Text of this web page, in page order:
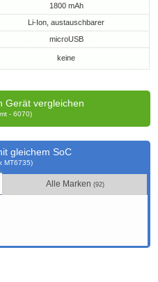
1800 mAh
Li-Ion, austauschbarer
microUSB
keine
Gerät vergleichen
- 6070)
gleichem SoC
MT6735)
Alle Marken (92)